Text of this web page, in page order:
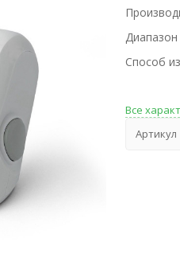
Способ
Все
Артикул